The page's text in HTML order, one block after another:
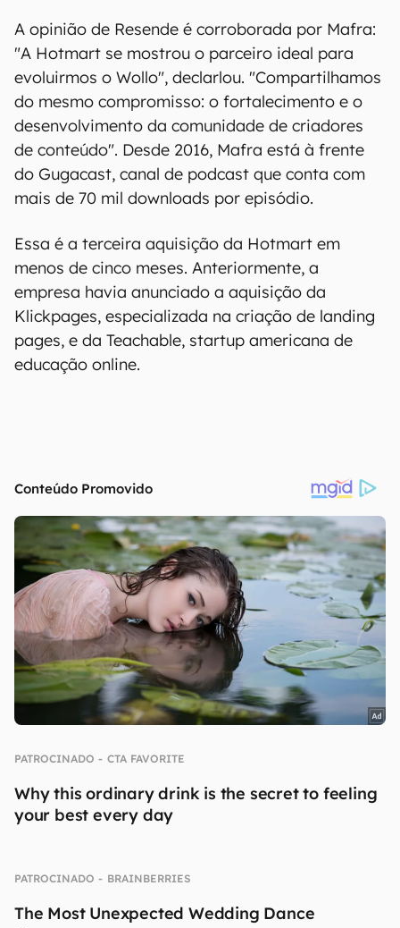
A opinião de Resende é corroborada por Mafra:
"A Hotmart se mostrou o parceiro ideal para
evoluirmos o Wollo", declarlou. "Compartilhamos
do mesmo compromisso: o fortalecimento e o
desenvolvimento da comunidade de criadores
de conteúdo". Desde 2016, Mafra está à frente
do Gugacast, canal de podcast que conta com
mais de 70 mil downloads por episódio.
Essa é a terceira aquisição da Hotmart em
menos de cinco meses. Anteriormente, a
empresa havia anunciado a aquisição da
Klickpages, especializada na criação de landing
pages, e da Teachable, startup americana de
educação online.